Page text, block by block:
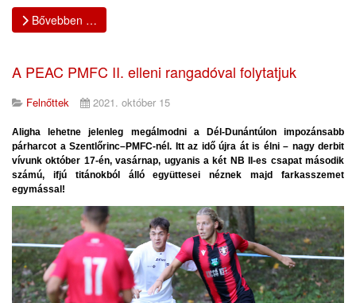
Bővebben …
A PEAC PMFC II. elleni rangadóval folytatjuk
Felnőttek 2021. október 15
Aligha lehetne jelenleg megálmodni a Dél-Dunántúlon impozánsabb
párharcot a Szentlőrinc–PMFC-nél. Itt az idő újra át is élni – nagy derbit
vívunk október 17-én, vasárnap, ugyanis a két NB II-es csapat második
számú, ifjú titánokból álló együttesei néznek majd farkasszemet
egymással!